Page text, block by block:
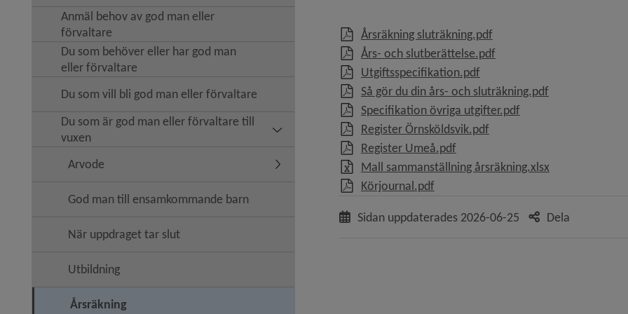
Anmäl behov av god man eller
förvaltare
Du som behöver eller har god man
eller förvaltare
Du som vill bli god man eller förvaltare
Du som är god man eller förvaltare till
vuxen
Undermeny för Du som är god man eller förvaltare till vuxen
Arvode Undermeny för Arvode
God man till ensamkommande barn
När uppdraget tar slut
Utbildning
Årsräkning
Årsräkning sluträkning.pdf, 151.4 kB, öppnas i nytt
Års- och slutberättelse.pdf, 355.9 kB, öppnas i nytt
Utgiftsspecifikation.pdf, 84.3 kB, öppnas i nytt fönster.
Så gör du din års- och sluträkning.pdf, 518.4 kB,
Specifikation övriga utgifter.pdf, 179.6 kB, öppnas i
Register Örnsköldsvik.pdf, 66.8 kB, öppnas i nytt
Register Umeå.pdf, 17.7 kB, öppnas i nytt fönster.
Mall sammanställning årsräkning.xlsx, 16.9 kB,
Körjournal.pdf, 94.8 kB, öppnas i nytt fönster.
Sidan uppdaterades 2026-06-25 Dela